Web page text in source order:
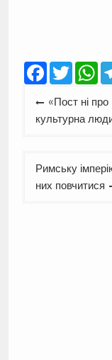
Facebook
Twitter
Навігація
записів
«Пост ні
культурна
Римську
них повчитися